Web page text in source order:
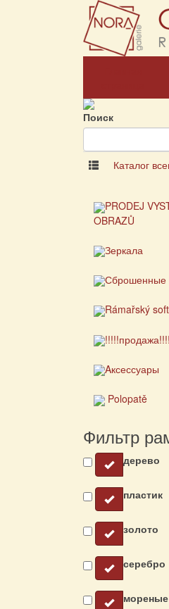
Поиск
Каталог
PRODEJ
OBRAZŮ
Зеркала
Сброшенные
Rámařský
Aксессуары
Polopatě
Фильтр
дерево
пластик
золото
серебро
мореные